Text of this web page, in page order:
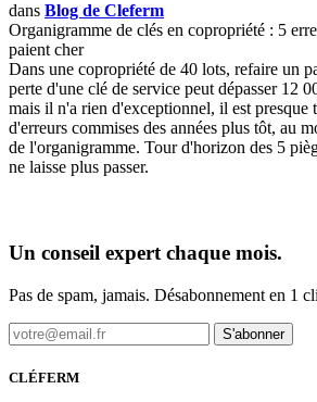
dans Blog de Cleferm
Organigramme de clés en copropriété : 5
paient cher
Dans une copropriété de 40 lots, refaire un
perte d'une clé de service peut dépasser 12
mais il n'a rien d'exceptionnel, il est presque
d'erreurs commises des années plus tôt, au
de l'organigramme. Tour d'horizon des 5
ne laisse plus passer.
Un conseil expert chaque mois.
Pas de spam, jamais. Désabonnement en 1
S'abonner
CLÉFERM